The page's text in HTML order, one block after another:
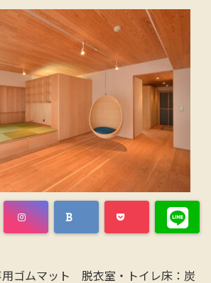
用ゴムマット 脱衣室・トイレ床：炭